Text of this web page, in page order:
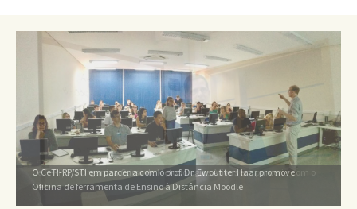
O CeTI-RP/STI em parceria com o prof. Dr. Ewout ter Haar promove
Oficina de ferramenta de Ensino à Distância Moodle
CeTI-RP/STI Organiza Curso de Metodologias Ativas em parceria com o
NPT